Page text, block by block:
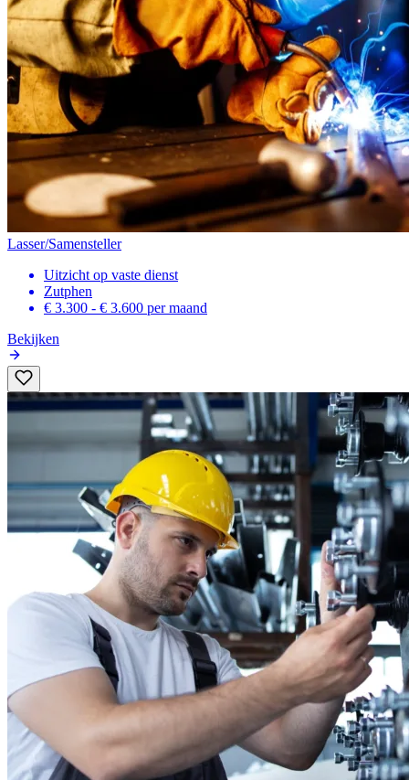
Lasser/Samensteller
Uitzicht op vaste dienst
Zutphen
€ 3.300 - € 3.600 per maand
Bekijken